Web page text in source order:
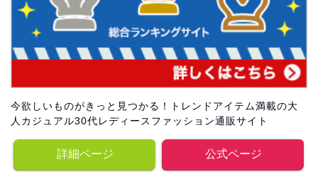
今欲しいものがきっと見つかる！トレンドアイテム満載の大
人カジュアル30代レディースファッション通販サイト
詳細ページ 公式ページ